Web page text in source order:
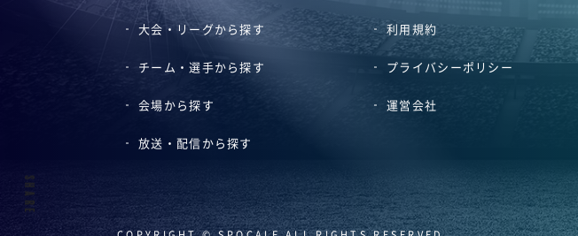
大会・リーグから探す
チーム・選手から探す
会場から探す
放送・配信から探す
利用規約
プライバシーポリシー
運営会社
SHARE